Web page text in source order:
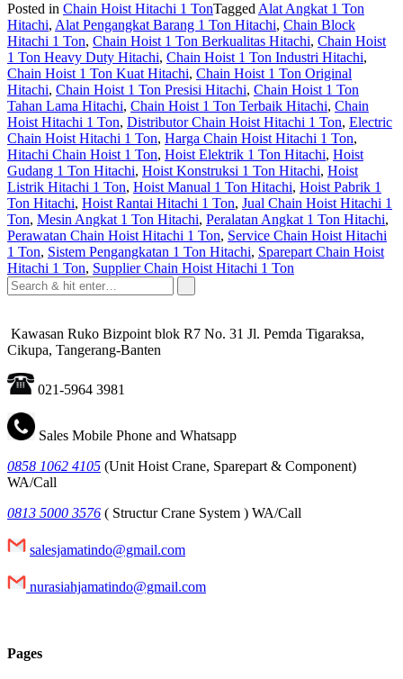
Posted in Chain Hoist Hitachi 1 TonTagged Alat Angkat 1 Ton
Hitachi, Alat Pengangkat Barang 1 Ton Hitachi, Chain Block
Hitachi 1 Ton, Chain Hoist 1 Ton Berkualitas Hitachi, Chain Hoist
1 Ton Heavy Duty Hitachi, Chain Hoist 1 Ton Industri Hitachi,
Chain Hoist 1 Ton Kuat Hitachi, Chain Hoist 1 Ton Original
Hitachi, Chain Hoist 1 Ton Presisi Hitachi, Chain Hoist 1 Ton
Tahan Lama Hitachi, Chain Hoist 1 Ton Terbaik Hitachi, Chain
Hoist Hitachi 1 Ton, Distributor Chain Hoist Hitachi 1 Ton, Electric
Chain Hoist Hitachi 1 Ton, Harga Chain Hoist Hitachi 1 Ton,
Hitachi Chain Hoist 1 Ton, Hoist Elektrik 1 Ton Hitachi, Hoist
Gudang 1 Ton Hitachi, Hoist Konstruksi 1 Ton Hitachi, Hoist
Listrik Hitachi 1 Ton, Hoist Manual 1 Ton Hitachi, Hoist Pabrik 1
Ton Hitachi, Hoist Rantai Hitachi 1 Ton, Jual Chain Hoist Hitachi 1
Ton, Mesin Angkat 1 Ton Hitachi, Peralatan Angkat 1 Ton Hitachi,
Perawatan Chain Hoist Hitachi 1 Ton, Service Chain Hoist Hitachi
1 Ton, Sistem Pengangkatan 1 Ton Hitachi, Sparepart Chain Hoist
Hitachi 1 Ton, Supplier Chain Hoist Hitachi 1 Ton
Kawasan Ruko Bizpoint blok R7 No. 31 Jl. Pemda Tigaraksa,
Cikupa, Tangerang-Banten
021-5964 3981
Sales Mobile Phone and Whatsapp
0858 1062 4105 (Unit Hoist Crane, Sparepart & Component)
WA/Call
0813 5000 3576 ( Structur Crane System ) WA/Call
salesjamatindo@gmail.com
nurasiahjamatindo@gmail.com
Pages